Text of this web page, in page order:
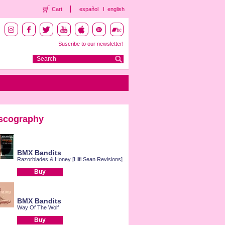
Cart español english
Suscribe to our newsletter!
BMX Bandits
Razorblades & Honey [Hifi Sean Revisions]
Buy
BMX Bandits
Way Of The Wolf
Buy